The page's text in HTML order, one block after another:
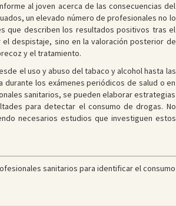
al joven acerca de las consecuencias del
un elevado número de profesionales no lo
que describen los resultados positivos tras el
despistaje, sino en la valoración posterior de
y el tratamiento.
el uso y abuso del tabaco y alcohol hasta las
durante los exámenes periódicos de salud o en
sanitarios, se pueden elaborar estrategias
para detectar el consumo de drogas. No
necesarios estudios que investiguen estos
sanitarios para identificar el consumo